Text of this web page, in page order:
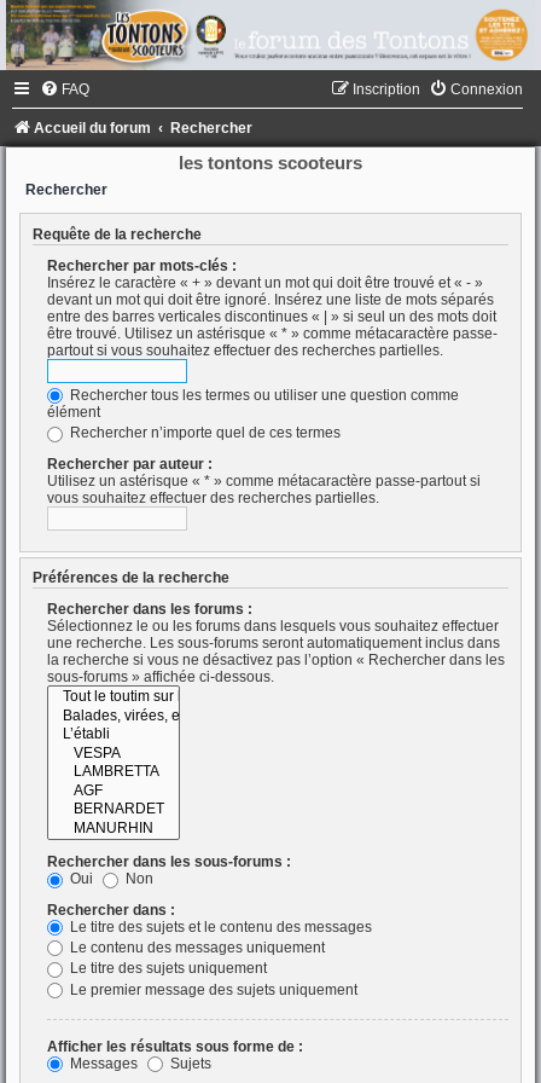
FAQ Connexion
Inscription
Accueil du forum Rechercher
les tontons scooteurs
Rechercher
Requête de la recherche
Rechercher par mots-clés :
Insérez le caractère « + » devant un mot qui doit être trouvé et « - »
devant un mot qui doit être ignoré. Insérez une liste de mots séparés
entre des barres verticales discontinues « | » si seul un des mots doit
être trouvé. Utilisez un astérisque « * » comme métacaractère passe-
partout si vous souhaitez effectuer des recherches partielles.
Rechercher tous les termes ou utiliser une question comme
élément
Rechercher n’importe quel de ces termes
Rechercher par auteur :
Utilisez un astérisque « * » comme métacaractère passe-partout si
vous souhaitez effectuer des recherches partielles.
Préférences de la recherche
Rechercher dans les forums :
Sélectionnez le ou les forums dans lesquels vous souhaitez effectuer
une recherche. Les sous-forums seront automatiquement inclus dans
la recherche si vous ne désactivez pas l’option « Rechercher dans les
sous-forums » affichée ci-dessous.
Rechercher dans les sous-forums :
Oui
Non
Rechercher dans :
Le titre des sujets et le contenu des messages
Le contenu des messages uniquement
Le titre des sujets uniquement
Le premier message des sujets uniquement
Afficher les résultats sous forme de :
Messages
Sujets